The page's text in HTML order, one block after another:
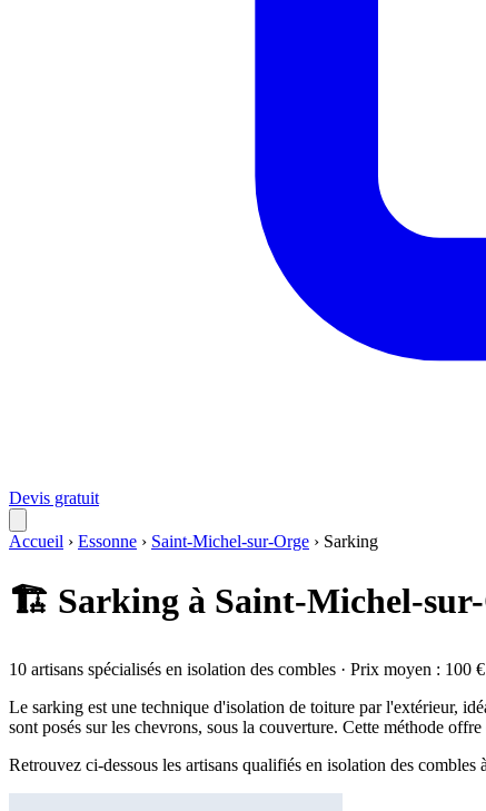
Devis gratuit
Accueil › Essonne › Saint-Michel-sur-Orge › Sarking
🏗️ Sarking à Saint-Michel-sur-
10 artisans spécialisés en isolation des combles · Prix moyen : 100
Le sarking est une technique d'isolation de toiture par l'extérieur,
sont posés sur les chevrons, sous la couverture. Cette méthode
Retrouvez ci-dessous les artisans qualifiés en isolation des